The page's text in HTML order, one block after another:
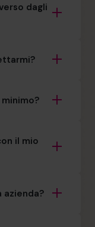
dagli
il mio
azienda?